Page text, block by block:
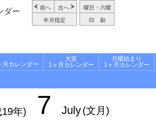
ダー 前へ 次へ
年月指定
曜日・六曜
印 刷
月カレンダー
大安
1ヶ月カレンダー
月曜始まり
1ヶ月カレンダー
年) 7 July(文月)